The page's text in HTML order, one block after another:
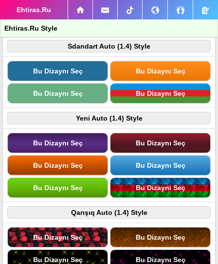
Ehtiras.Ru
Ehtiras.Ru Style
Sdandart Auto (1.4) Style
Bu Dizaynı Seç Bu Dizaynı Seç
Bu Dizaynı Seç Bu Dizaynı Seç
Yeni Auto (1.4) Style
Bu Dizaynı Seç Bu Dizaynı Seç
Bu Dizaynı Seç Bu Dizaynı Seç
Bu Dizaynı Seç Bu Dizaynı Seç
Qarışıq Auto (1.4) Style
Bu Dizaynı Seç Bu Dizaynı Seç
Bu Dizaynı Seç Bu Dizaynı Seç